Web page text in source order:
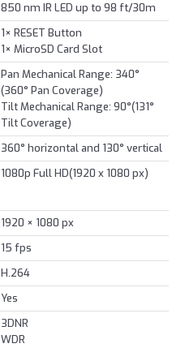
850 nm IR LED up to 98 ft/30m
1× RESET Button
1× MicroSD Card Slot
Pan Mechanical Range: 340°
(360° Pan Coverage)
Tilt Mechanical Range: 90°(131°
Tilt Coverage)
360° horizontal and 130° vertical
1080p Full HD(1920 x 1080 px)
1920 × 1080 px
15 fps
H.264
Yes
3DNR
WDR